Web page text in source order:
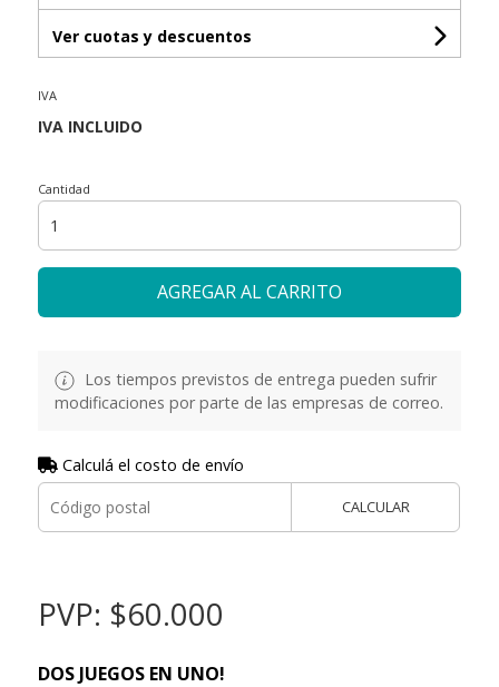
Ver cuotas y descuentos
IVA
Cantidad
AGREGAR AL CARRITO
Los tiempos previstos de entrega pueden sufrir
modificaciones por parte de las empresas de correo.
Calculá el costo de envío
CALCULAR
PVP: $60.000
DOS JUEGOS EN UNO!